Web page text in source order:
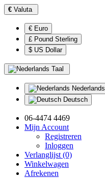
€ Valuta
€ Euro
£ Pound Sterling
$ US Dollar
Taal
Nederlands
Deutsch
06-4474 4469
Mijn Account
Registreren
Inloggen
Verlanglijst (0)
Winkelwagen
Afrekenen